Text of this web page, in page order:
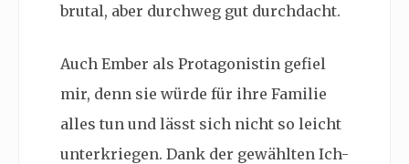
brutal, aber durchweg gut durchdacht.
Auch Ember als Protagonistin gefiel
mir, denn sie würde für ihre Familie
alles tun und lässt sich nicht so leicht
unterkriegen. Dank der gewählten Ich-